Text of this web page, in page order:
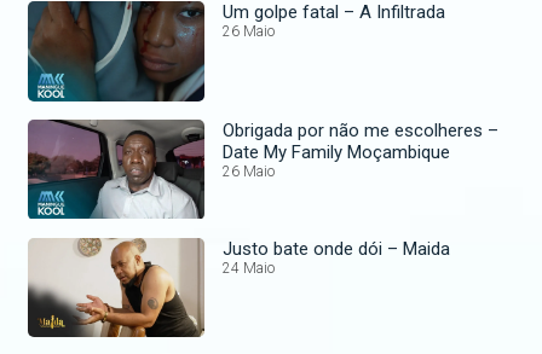
Um golpe fatal – A Infiltrada
26 Maio
Obrigada por não me escolheres –
Date My Family Moçambique
26 Maio
Justo bate onde dói – Maida
24 Maio